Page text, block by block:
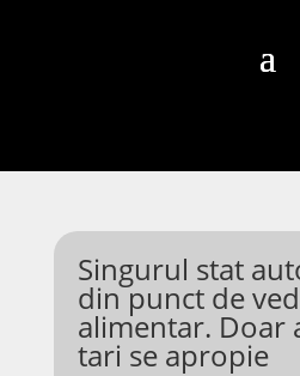
Singurul stat
din punct de
alimentar. Doar
tari se apropie